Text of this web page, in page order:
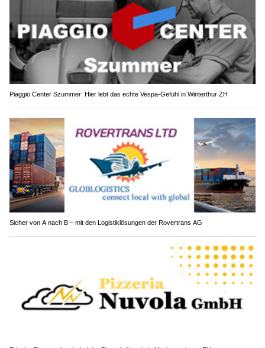
Piaggio Center Szummer: Hier lebt das echte Vespa-Gefühl in Winterthur ZH
Sicher von A nach B – mit den Logistiklösungen der Rovertrans AG